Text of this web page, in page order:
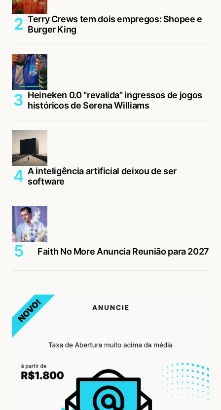
Terry Crews tem dois empregos: Shopee e
Burger King
Heineken 0.0 “revalida” ingressos de jogos
históricos de Serena Williams
A inteligência artificial deixou de ser
software
Faith No More Anuncia Reunião para 2027